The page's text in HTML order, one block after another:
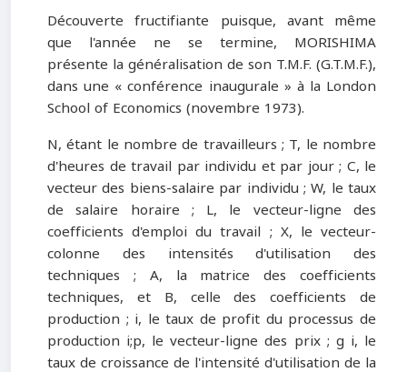
Découverte fructifiante puisque, avant même
que l'année ne se termine, MORISHIMA
présente la généralisation de son T.M.F. (G.T.M.F.),
dans une « conférence inaugurale » à la London
School of Economics (novembre 1973).
N, étant le nombre de travailleurs ; T, le nombre
d'heures de travail par individu et par jour ; C, le
vecteur des biens-salaire par individu ; W, le taux
de salaire horaire ; L, le vecteur-ligne des
coefficients d'emploi du travail ; X, le vecteur-
colonne des intensités d'utilisation des
techniques ; A, la matrice des coefficients
techniques, et B, celle des coefficients de
production ; i, le taux de profit du processus de
production i;p, le vecteur-ligne des prix ; g i, le
taux de croissance de l'intensité d'utilisation de la